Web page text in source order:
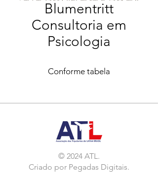
Blumentritt
Consultoria em
Psicologia
Conforme tabela
© 2024 ATL.
Criado por Pegadas Digitais.